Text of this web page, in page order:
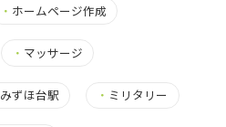
・ ホームページ作成
・ マッサージ
みずほ台駅 ・ ミリタリー